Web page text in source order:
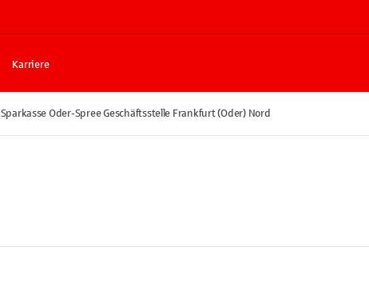
Karriere
Sparkasse Oder-Spree Geschäftsstelle Frankfurt (Oder) Nord